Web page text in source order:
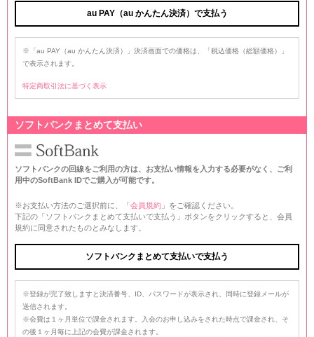
au PAY（au かんたん決済）で支払う
※「au PAY（au かんたん決済）」決済画面での価格は、「税込価格（総額価格）」
で表示されます。
特定商取引法に基づく表示
ソフトバンクまとめて支払い
ソフトバンクの回線をご利用の方は、お支払い情報を入力する必要がなく、ご利
用中のSoftBank IDでご購入が可能です。
※お支払い方法のご選択前に、「 会員規約 」をご確認ください。
下記の「ソフトバンクまとめて支払いで支払う」ボタンをクリックすると、会員
規約に同意されたものとみなします。
※登録が完了致しますと決済番号、ID、パスワードが表示され、同時に登録メールが
送信されます。
※会費は１ヶ月単位で課金されます。入会のお申し込みをされた時点で課金され、そ
の後１ヶ月毎に上記の会費が課金されます。